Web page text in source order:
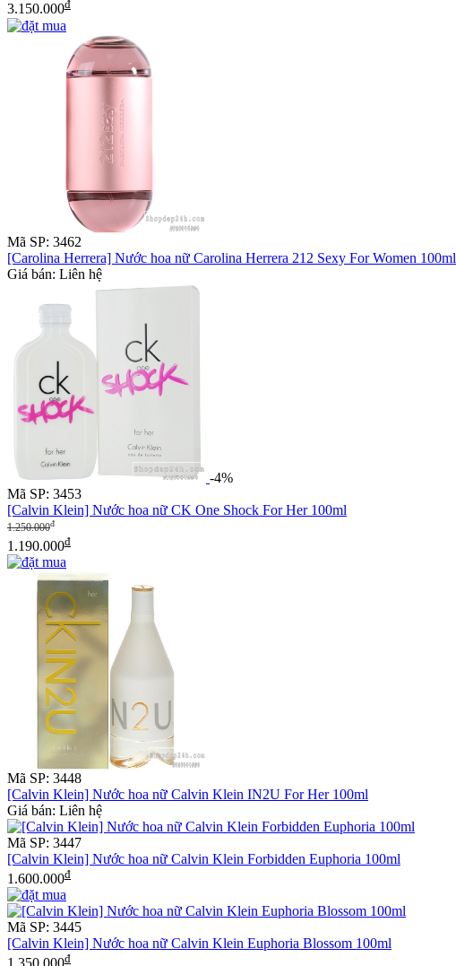
3.150.000đ
Mã SP: 3462
[Carolina Herrera] Nước hoa nữ Carolina Herrera 212 Sexy For Women 100ml
Giá bán: Liên hệ
-4%
Mã SP: 3453
[Calvin Klein] Nước hoa nữ CK One Shock For Her 100ml
1.250.000đ
1.190.000đ
Mã SP: 3448
[Calvin Klein] Nước hoa nữ Calvin Klein IN2U For Her 100ml
Giá bán: Liên hệ
Mã SP: 3447
[Calvin Klein] Nước hoa nữ Calvin Klein Forbidden Euphoria 100ml
1.600.000đ
Mã SP: 3445
[Calvin Klein] Nước hoa nữ Calvin Klein Euphoria Blossom 100ml
đ